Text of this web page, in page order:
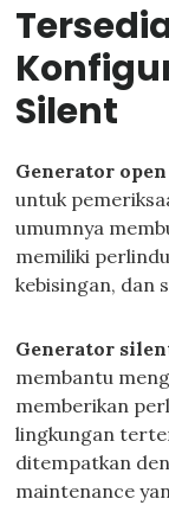
Silent
Generator open
untuk
umumnya
memiliki
kebisingan, dan
Generator
membantu
memberikan
lingkungan
ditempatkan
maintenance